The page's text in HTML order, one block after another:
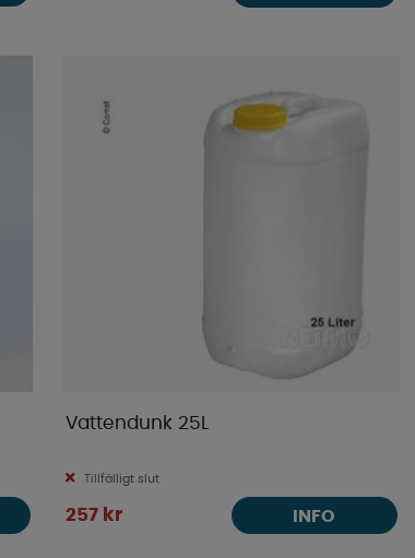
Vattendunk 25L
Tillfälligt slut
257 kr INFO